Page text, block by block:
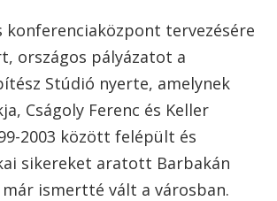
konferenciaközpont tervezésére
országos pályázatot a
Stúdió nyerte, amelynek
Cságoly Ferenc és Keller
2003 között felépült és
sikereket aratott Barbakán
már ismertté vált a városban.